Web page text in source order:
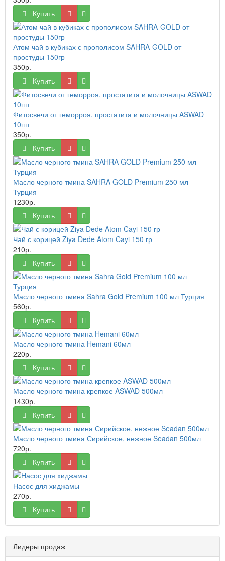
Купить
Атом чай в кубиках с прополисом SAHRA-GOLD от
простуды 150гр
350р.
Купить
Фитосвечи от геморроя, простатита и молочницы ASWAD
10шт
350р.
Купить
Масло черного тмина SAHRA GOLD Premium 250 мл
Турция
1230р.
Купить
Чай с корицей Ziya Dede Atom Cayi 150 гр
210р.
Купить
Масло черного тмина Sahra Gold Premium 100 мл Турция
560р.
Купить
Масло черного тмина Hemani 60мл
220р.
Купить
Масло черного тмина крепкое ASWAD 500мл
1430р.
Купить
Масло черного тмина Сирийское, нежное Seadan 500мл
720р.
Купить
Насос для хиджамы
270р.
Купить
Лидеры продаж